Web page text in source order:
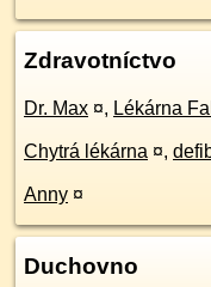
Zdravotníctvo
Dr. Max ¤, Lékárna
Chytrá lékárna ¤,
Anny ¤
Duchovno